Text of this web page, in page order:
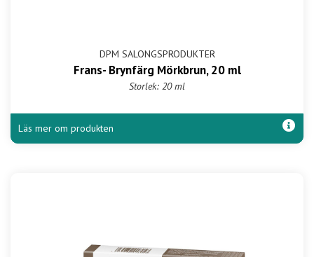
DPM SALONGSPRODUKTER
Frans- Brynfärg Mörkbrun, 20 ml
Storlek: 20 ml
Läs mer om produkten